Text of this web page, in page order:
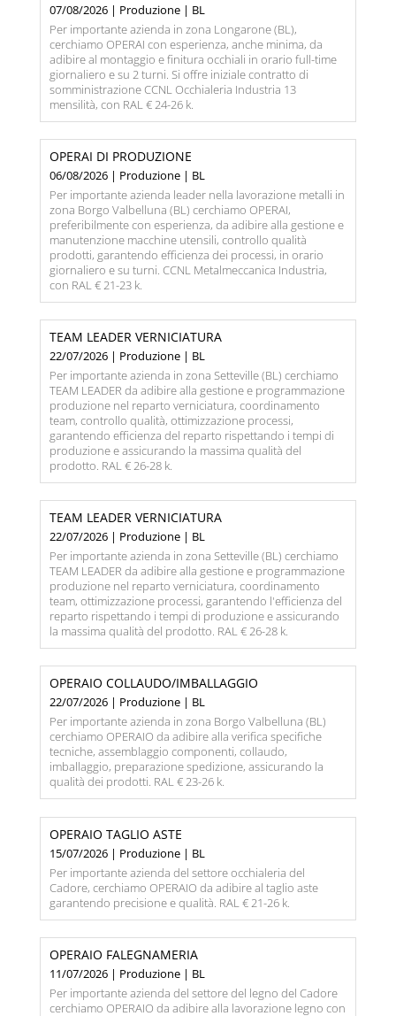
07/08/2026 | Produzione | BL
Per importante azienda in zona Longarone (BL),
cerchiamo OPERAI con esperienza, anche minima, da
adibire al montaggio e finitura occhiali in orario full-time
giornaliero e su 2 turni. Si offre iniziale contratto di
somministrazione CCNL Occhialeria Industria 13
mensilità, con RAL € 24-26 k.
OPERAI DI PRODUZIONE
06/08/2026 | Produzione | BL
Per importante azienda leader nella lavorazione metalli in
zona Borgo Valbelluna (BL) cerchiamo OPERAI,
preferibilmente con esperienza, da adibire alla gestione e
manutenzione macchine utensili, controllo qualità
prodotti, garantendo efficienza dei processi, in orario
giornaliero e su turni. CCNL Metalmeccanica Industria,
con RAL € 21-23 k.
TEAM LEADER VERNICIATURA
22/07/2026 | Produzione | BL
Per importante azienda in zona Setteville (BL) cerchiamo
TEAM LEADER da adibire alla gestione e programmazione
produzione nel reparto verniciatura, coordinamento
team, controllo qualità, ottimizzazione processi,
garantendo efficienza del reparto rispettando i tempi di
produzione e assicurando la massima qualità del
prodotto. RAL € 26-28 k.
TEAM LEADER VERNICIATURA
22/07/2026 | Produzione | BL
Per importante azienda in zona Setteville (BL) cerchiamo
TEAM LEADER da adibire alla gestione e programmazione
produzione nel reparto verniciatura, coordinamento
team, ottimizzazione processi, garantendo l'efficienza del
reparto rispettando i tempi di produzione e assicurando
la massima qualità del prodotto. RAL € 26-28 k.
OPERAIO COLLAUDO/IMBALLAGGIO
22/07/2026 | Produzione | BL
Per importante azienda in zona Borgo Valbelluna (BL)
cerchiamo OPERAIO da adibire alla verifica specifiche
tecniche, assemblaggio componenti, collaudo,
imballaggio, preparazione spedizione, assicurando la
qualità dei prodotti. RAL € 23-26 k.
OPERAIO TAGLIO ASTE
15/07/2026 | Produzione | BL
Per importante azienda del settore occhialeria del
Cadore, cerchiamo OPERAIO da adibire al taglio aste
garantendo precisione e qualità. RAL € 21-26 k.
OPERAIO FALEGNAMERIA
11/07/2026 | Produzione | BL
Per importante azienda del settore del legno del Cadore
cerchiamo OPERAIO da adibire alla lavorazione legno con